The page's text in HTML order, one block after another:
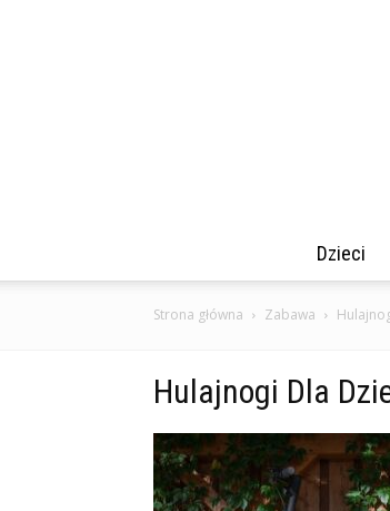
Dzieci
Strona główna Zabawa
Hulajnogi Dla